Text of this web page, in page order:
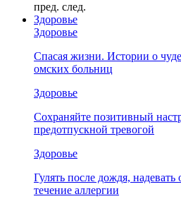
пред. след.
Здоровье
Здоровье
Спасая жизни. Истории о
омских больниц
Здоровье
Сохраняйте позитивный
предотпускной тревогой
Здоровье
Гулять после дождя, надевать
течение аллергии